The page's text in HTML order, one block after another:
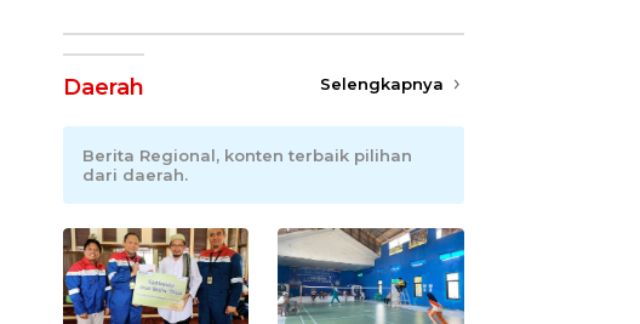
Daerah Selengkapnya
Berita Regional, konten terbaik pilihan
dari daerah.